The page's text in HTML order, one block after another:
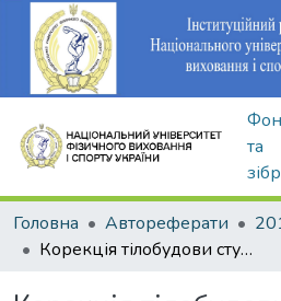
та
Головна Автореферати
Корекція тілобудови студенток засобами оздоровчого фітнесу